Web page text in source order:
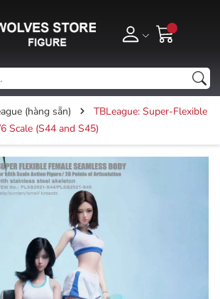
(hàng sẵn)
TBLeague: Super-Flexible
Scale (S44 and S45)